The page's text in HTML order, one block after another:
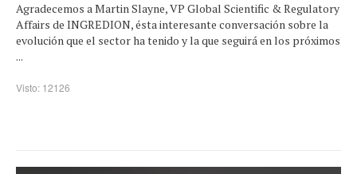
Agradecemos a Martin Slayne, VP Global Scientific & Regulatory
Affairs de INGREDION, ésta interesante conversación sobre la
evolución que el sector ha tenido y la que seguirá en los próximos
...
Visto: 12126